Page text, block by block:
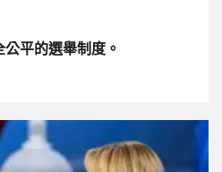
平的選舉制度。